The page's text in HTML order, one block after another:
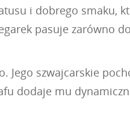
i dobrego smaku,
pasuje zarówno
szwajcarskie
dodaje mu